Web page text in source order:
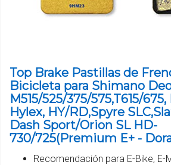
Top Brake Pastillas de
Bicicleta para Shimano
M515/525/375/575,T615/
Hylex, HY/RD,Spyre
Dash Sport/Orion SL HD-
730/725(Premium E+ -
Recomendación para E-Bike, E-